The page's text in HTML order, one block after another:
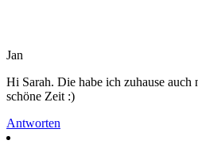
Jan
Hi Sarah. Die habe ich zuhause auch
schöne Zeit :)
Antworten